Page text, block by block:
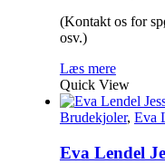
(Kontakt os for
osv.)
Læs mere
Quick View
Brudekjoler, Eva
Eva Lendel